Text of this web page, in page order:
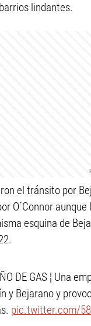
lindantes.
el tránsito por
O´Connor
esquina de
DE GAS ️¦ Una
y Bejarano y
pic.twitter.com/